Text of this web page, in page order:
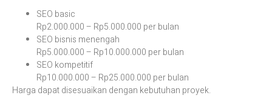
SEO basic
Rp2.000.000 – Rp5.000.000 perbulan
SEO bisnis menengah
Rp5.000.000 – Rp10.000.000 perbulan
SEO kompetitif
Rp10.000.000 – Rp25.000.000 perbulan
Harga dapatdisesuaikan dengan kebutuhan proyek.